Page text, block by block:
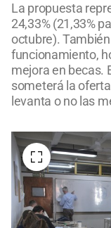
La propuesta
24,33% (21,33%
octubre).
funcionamiento,
mejora en becas.
someterá la
levanta o no las